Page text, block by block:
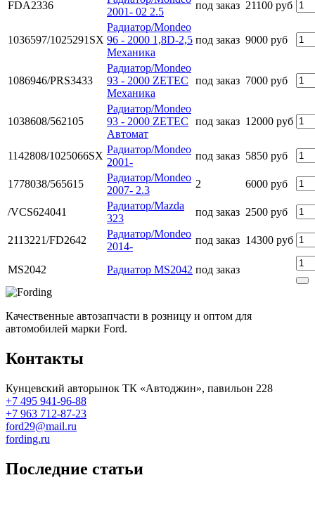
FDA2336
2001- 02 2.5
под заказ 21100 руб
1036597/1025291SX
Радиатор/Mondeo
96 - 2000 1,8D-2,5
Механика
под заказ 9000 руб
1086946/PRS3433
Радиатор/Mondeo
93 - 2000 ZETEC
Механика
под заказ 7000 руб
1038608/562105
Радиатор/Mondeo
93 - 2000 ZETEC
Автомат
под заказ 12000 руб
1142808/1025066SX
Радиатор/Mondeo
2001-
под заказ 5850 руб
1778038/565615
Радиатор/Mondeo
2007- 2.3
2 6000 руб
/VCS624041
Радиатор/Mazda
323
под заказ 2500 руб
2113221/FD2642
Радиатор/Mondeo
2014-
под заказ 14300 руб
MS2042 Радиатор MS2042 под заказ
Качественные автозапчасти в розницу и оптом для
автомобилей марки Ford.
Контакты
Кунцевский авторынок ТК «Автоджин», павильон 228
+7 495 941-96-88
+7 963 712-87-23
ford29@mail.ru
fording.ru
Последние статьи